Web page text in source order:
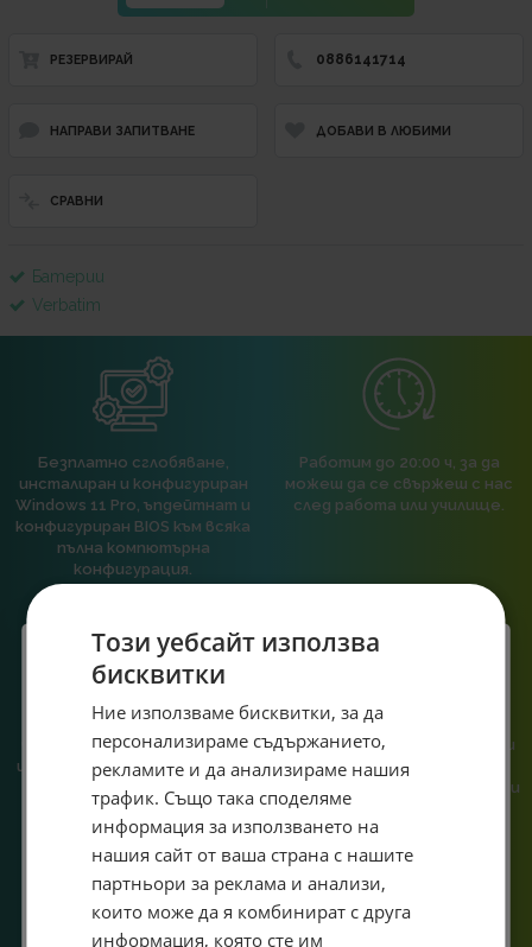
РЕЗЕРВИРАЙ 0886141714
НАПРАВИ ЗАПИТВАНЕ ДОБАВИ В ЛЮБИМИ
СРАВНИ
Батерии
Verbatim
Безплатно сглобяване,
инсталиран и конфигуриран
Windows 11 Pro, ъпдейтнат и
конфигуриран BIOS към всяка
пълна компютърна
конфигурация.
Работим до 20:00 ч, за да
можеш да се свържеш с нас
след работа или училище.
При нас говориш с реален
човек, не с чатбот, когато
имаш нужда от консултация
или справяне с проблем.
Сглобяваме, поддържаме и
обслужваме. Като магазин и
сервиз на едно място
гарантираме бърза реакция и
познаване на твоята
система.
Този уебсайт използва
бисквитки
Ние използваме бисквитки, за да
персонализираме съдържанието,
рекламите и да анализираме нашия
трафик. Също така споделяме
информация за използването на
нашия сайт от ваша страна с нашите
партньори за реклама и анализи,
които може да я комбинират с друга
информация, която сте им
Специален подарък за
теб!
Абонирай се за ексклузивни седмични оферти и
специални предложения само за теб като
въведеш само email адрес и получи отстъпка от
първата ти поръчка.
Email